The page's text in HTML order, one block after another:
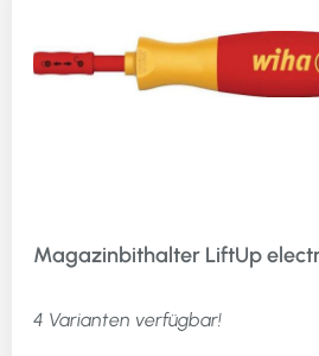
Magazinbithalter LiftUp
4 Varianten verfügbar!